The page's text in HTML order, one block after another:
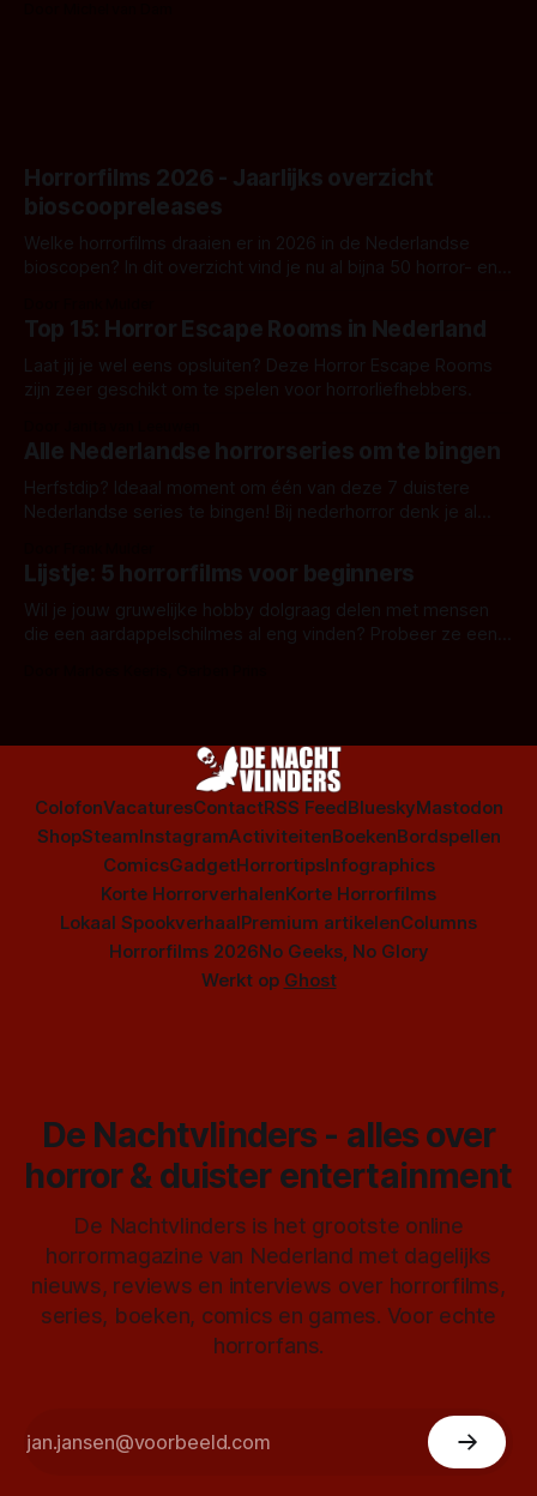
Horrorfilms 2026 - Jaarlijks overzicht
bioscoopreleases
Welke horrorfilms draaien er in 2026 in de Nederlandse
bioscopen? In dit overzicht vind je nu al bijna 50 horror- en
Top 15: Horror Escape Rooms in Nederland
Laat jij je wel eens opsluiten? Deze Horror Escape Rooms
zijn zeer geschikt om te spelen voor horrorliefhebbers.
Alle Nederlandse horrorseries om te bingen
Herfstdip? Ideaal moment om één van deze 7 duistere
Nederlandse series te bingen! Bij nederhorror denk je al
Amsterdamned of The Johnsons. Maar Nederlandse horror
is niet beperkt tot films. Hier een aantal Nederlandse tv-
series uit het duistere of horrorgenre. Als
Lijstje: 5 horrorfilms voor beginners
Wil je jouw gruwelijke hobby dolgraag delen met mensen
die een aardappelschilmes al eng vinden? Probeer ze eens
ColofonVacaturesContactRSS FeedBlueskyMastodon
ShopSteamInstagramActiviteitenBoekenBordspellen
ComicsGadgetHorrortipsInfographics
Korte HorrorverhalenKorte Horrorfilms
Lokaal SpookverhaalPremium artikelenColumns
Horrorfilms 2026No Geeks, No Glory
Werkt op Ghost
De Nachtvlinders - alles over
horror & duister entertainment
De Nachtvlinders is het grootste online
horrormagazine van Nederland met dagelijks
nieuws, reviews en interviews over horrorfilms,
series, boeken, comics en games. Voor echte
horrorfans.